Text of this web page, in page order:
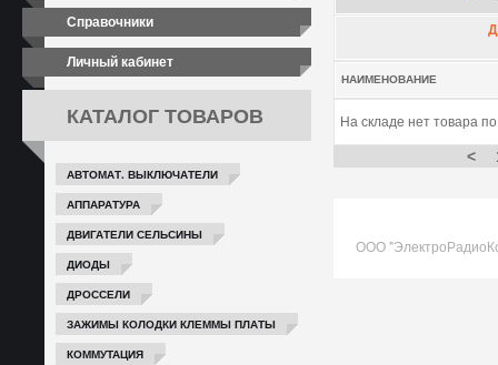
Справочники
Личный кабинет
КАТАЛОГ ТОВАРОВ
АВТОМАТ. ВЫКЛЮЧАТЕЛИ
АППАРАТУРА
ДВИГАТЕЛИ СЕЛЬСИНЫ
ДИОДЫ
ДРОССЕЛИ
ЗАЖИМЫ КОЛОДКИ КЛЕММЫ ПЛАТЫ
КОММУТАЦИЯ
НАИМЕНОВАНИЕ
На складе нет товара
<
ООО